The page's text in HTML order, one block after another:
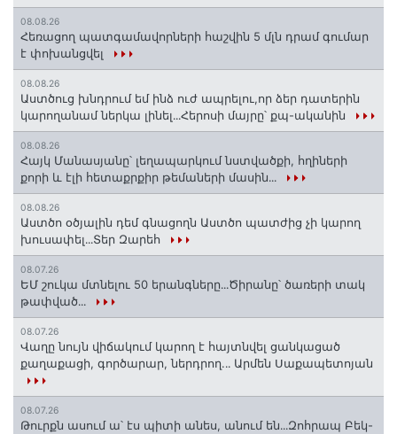
08.08.26
Հեռացող պատգամավորների հաշվին 5 մլն դրամ գումար
է փոխանցվել
08.08.26
Աստծուց խնդրում եմ ինձ ուժ ապրելու,որ ձեր դատերին
կարողանամ ներկա լինել․․․Հերոսի մայրը՝ քպ-ականին
08.08.26
Հայկ Մանասյանը՝ լեղապարկում նստվածքի, հղիների
քորի և էլի հետաքրքիր թեմաների մասին․․․
08.08.26
Աստծո օծյալին դեմ գնացողն Աստծո պատժից չի կարող
խուսափել․․․Տեր Զարեհ
08.07.26
ԵՄ շուկա մտնելու 50 երանգները․․․Ծիրանը՝ ծառերի տակ
թափված․․․
08.07.26
Վաղը նույն վիճակում կարող է հայտնվել ցանկացած
քաղաքացի, գործարար, ներդրող.․․ Արմեն Սաքապետոյան
08.07.26
Թուրքն ասում ա՝ էս պիտի անես, անում են․․․Զոհրապ Բեկ-